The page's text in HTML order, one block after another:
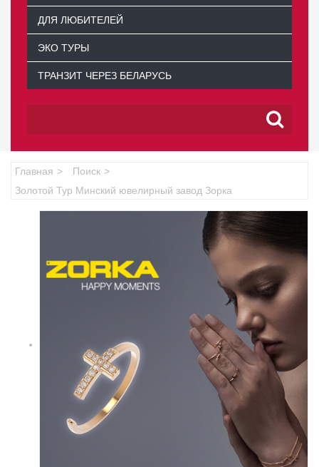
ДЛЯ ЛЮБИТЕЛЕЙ
ЭКО ТУРЫ
ТРАНЗИТ ЧЕРЕЗ БЕЛАРУСЬ
Главная
Поиск
Золотой Тур Минский ювелирный завод Зорка